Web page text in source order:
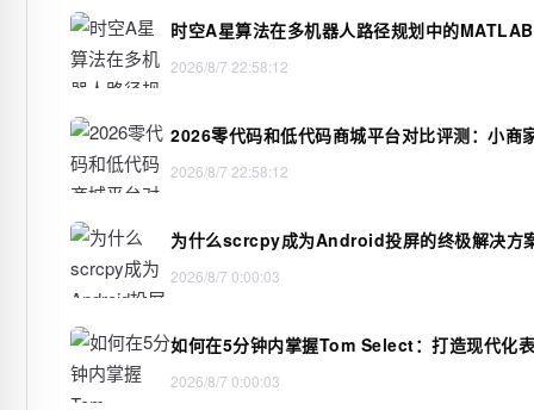
时空A星算法在多机器人路径规划中的
2026/8/7 22:58:12
2026零代码和低代码商城平台对比评测：小商
2026/8/7 22:58:12
为什么scrcpy成为Android投屏的终极解决方
2026/8/7 0:00:03
如何在5分钟内掌握Tom Select：打造现代化
2026/8/7 0:00:03